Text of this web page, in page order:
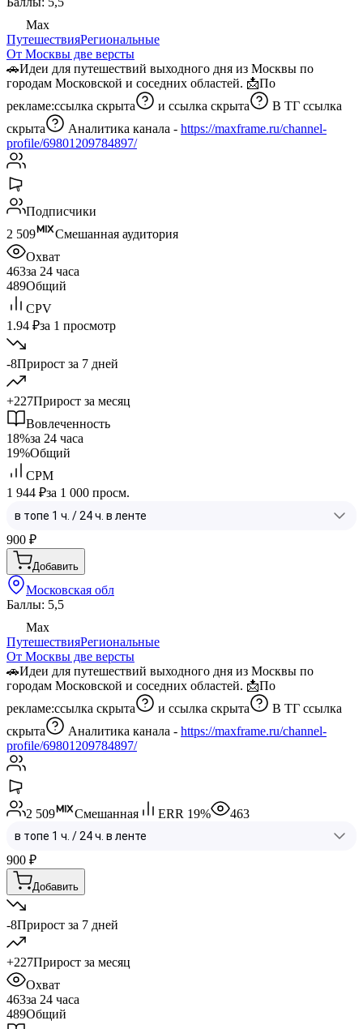
Max
ПутешествияРегиональные
От Москвы две версты
🚗Идеи для путешествий выходного дня из Москвы по
городам Московской и соседних областей. 📩По
рекламе:ссылка скрыта и ссылка скрыта В ТГ ссылка
скрыта
Аналитика канала - https://maxframe.ru/channel-
profile/69801209784897/
Подписчики
2 509
Смешанная аудитория
Охват
463за 24 часа
489Общий
CPV
1.94 ₽за 1 просмотр
-8Прирост за 7 дней
+227Прирост за месяц
Вовлеченность
18%за 24 часа
19%Общий
CPM
1 944 ₽за 1 000 просм.
900 ₽
Добавить
Московская обл
Баллы: 5,5
Max
ПутешествияРегиональные
От Москвы две версты
🚗Идеи для путешествий выходного дня из Москвы по
городам Московской и соседних областей. 📩По
рекламе:ссылка скрыта и ссылка скрыта В ТГ ссылка
скрыта
Аналитика канала - https://maxframe.ru/channel-
profile/69801209784897/
2 509 Смешанная ERR 19% 463
900 ₽
Добавить
-8Прирост за 7 дней
+227Прирост за месяц
Охват
463за 24 часа
489Общий